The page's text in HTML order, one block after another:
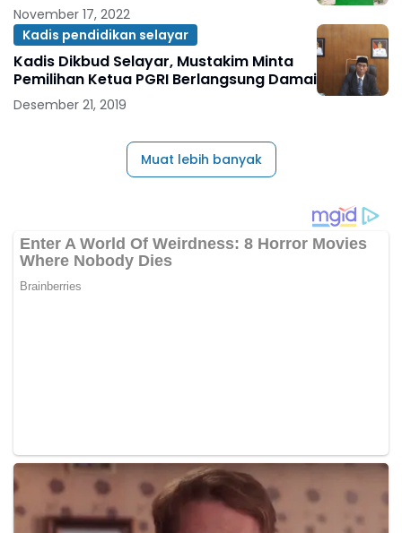
November 17, 2022
Kadis pendidikan selayar
Kadis Dikbud Selayar, Mustakim Minta
Pemilihan Ketua PGRI Berlangsung Damai
Desember 21, 2019
Muat lebih banyak